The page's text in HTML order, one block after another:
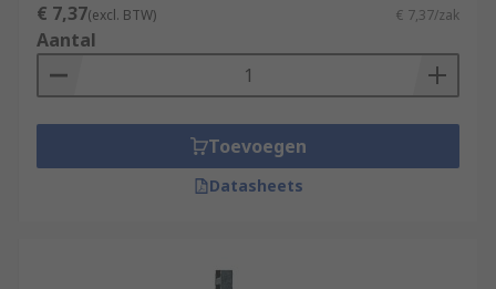
€ 7,37(excl. BTW) € 7,37/zak
Aantal
Toevoegen
Datasheets